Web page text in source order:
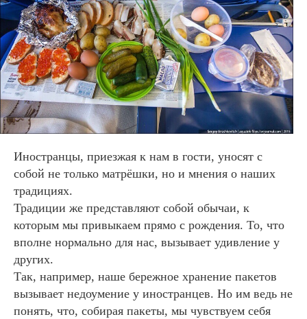
Иностранцы, приезжая к нам в гости, уносят с
собой не только матрёшки, но и мнения о наших
традициях.
Традиции же представляют собой обычаи, к
которым мы привыкаем прямо с рождения. То, что
вполне нормально для нас, вызывает удивление у
других.
Так, например, наше бережное хранение пакетов
вызывает недоумение у иностранцев. Но им ведь не
понять, что, собирая пакеты, мы чувствуем себя